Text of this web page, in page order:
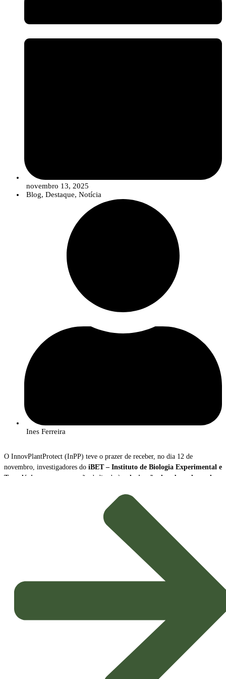
migrar de uma oferta de “produtos” isolados para
qualidade, produtos de síntese convencionais (em doses otimizadas e
novembro 13, 2025
Blog, Destaque, Notícia
Ines Ferreira
O InnovPlantProtect (InPP) teve o prazer de receber, no dia 12 de
novembro, investigadores do iBET – Instituto de Biologia Experimental e
Tecnológica
, para uma sessão dedicada à
valorização de subprodutos da
A sessão contou com a participação de Naiara Fernández
e Líder da Plataforma Tecnológica do iBET, e de
João Baixinho
Doutorando na mesma plataforma. Os investigadores partilharam a missão e
as principais linhas de investigação do centro, dando especial ênfase ao
novos biopesticidas com elevado potencial de
Inovação e Bioeconomia Circular
O foco da apresentação esteve na exploração dos subprodutos da vinicultura,
transformando resíduos em soluções de alto valor acrescentado para a
Os compostos em estudo demonstraram
propriedades promissoras, sendo capazes de
inibir microrganismos
causadores de doenças nas culturas
e de exercer um eficaz